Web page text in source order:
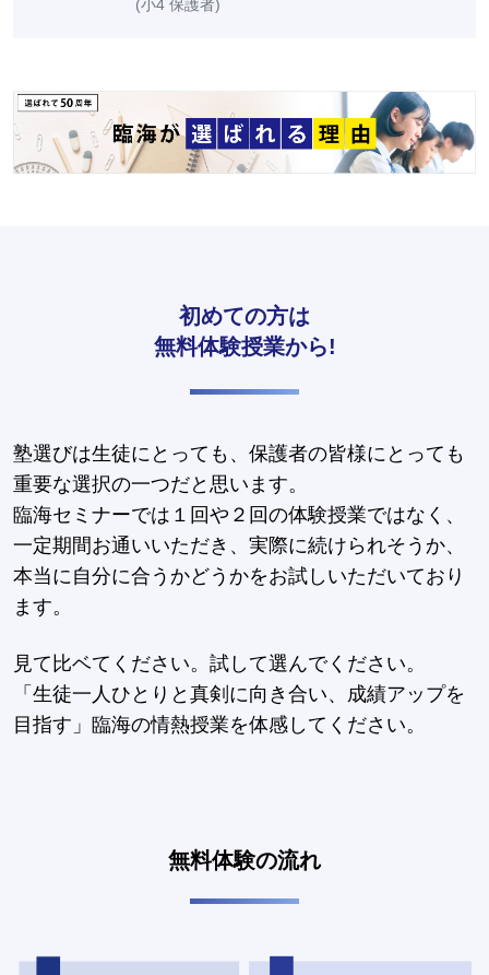
(小4 保護者)
初めての方は
無料体験授業から!
塾選びは生徒にとっても、保護者の皆様にとっても
重要な選択の一つだと思います。
臨海セミナーでは１回や２回の体験授業ではなく、
一定期間お通いいただき、実際に続けられそうか、
本当に自分に合うかどうかをお試しいただいており
ます。
見て比ベてください。試して選んでください。
「生徒一人ひとりと真剣に向き合い、成績アップを
目指す」臨海の情熱授業を体感してください。
無料体験の流れ